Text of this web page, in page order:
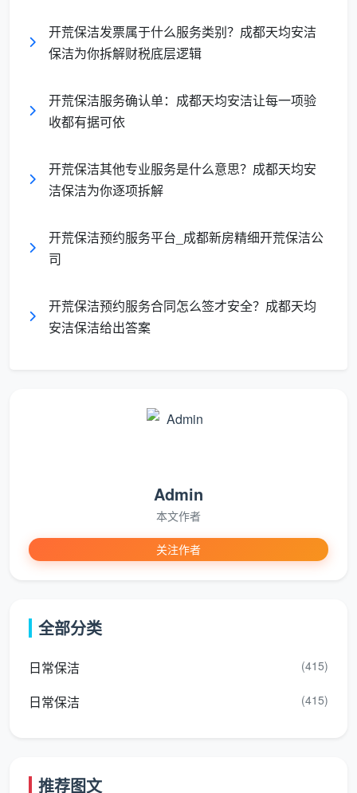
120-150㎡（大
平层）
960 - 1200 1500 - 2000
150㎡以上 / 复
式
按8-12元/㎡
需实地测量
长尾关键词覆盖：此即典型的“新房开荒保洁
预算表模板”，适用于刚装修完毕的公寓、平层，
直接联系天均安洁免费核算。
② 污染程度附加费预算
不是所有新房的开荒难度都一样。为保障预算表不
：仅少量浮尘、地面乳胶漆点，预算增加
加10%-25%，也是多数精装房的状态。
：长期施工残留、陈旧污渍叠加，常见于旧
房翻新或“半拉子”工程，需启动
方
案，预算上浮25%-40%，但天均安洁承诺总价封
③ 特殊项目与增值服务预算
除了基础除尘除渍，很多家庭还需要额外项目，天
单，按需勾选：
中央空调风口、新风系统内网深度除尘
开荒保洁发票属于什么服务类别？成都天均安洁
保洁为你拆解财税底层逻辑
开荒保洁服务确认单：成都天均安洁让每一项验
收都有据可依
开荒保洁其他专业服务是什么意思？成都天均安
洁保洁为你逐项拆解
开荒保洁预约服务平台_成都新房精细开荒保洁公
司
开荒保洁预约服务合同怎么签才安全？成都天均
安洁保洁给出答案
Admin
本文作者
关注作者
全部分类
日常保洁 (415)
日常保洁 (415)
推荐图文